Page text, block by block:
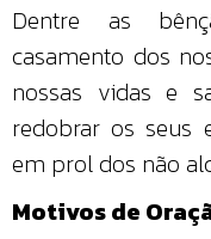
Dentre as
casamento dos
nossas vidas e
redobrar os seus
em prol dos não
Motivos de